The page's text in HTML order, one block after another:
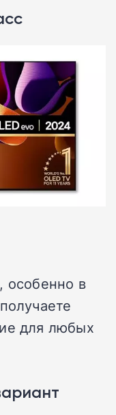
особенно в
для любых